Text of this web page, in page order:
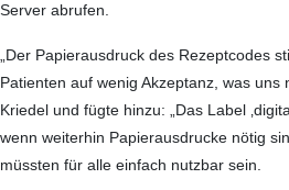
Server abrufen.
„Der Papierausdruck des Rezeptcodes
Patienten auf wenig Akzeptanz, was uns
Kriedel und fügte hinzu: „Das Label
wenn weiterhin Papierausdrucke nötig
müssten für alle einfach nutzbar sein.